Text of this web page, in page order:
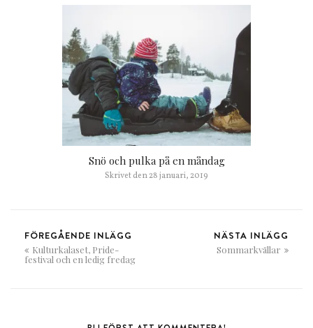
Snö och pulka på en måndag
Skrivet den28 januari, 2019
FÖREGÅENDE INLÄGG
Kulturkalaset, Pride-
festival och en ledig fredag
NÄSTA INLÄGG
Sommarkvällar